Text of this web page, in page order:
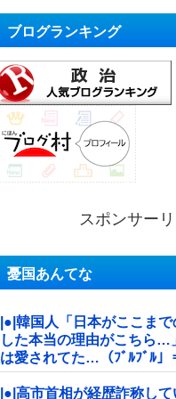
ブログランキング
スポンサー
憂国あんてな
|●|韓国人「日本がここま
した本当の理由がこちら
は愛されてた…（ﾌﾞﾙﾌﾞﾙ」
|●|高市首相が経歴詐称し